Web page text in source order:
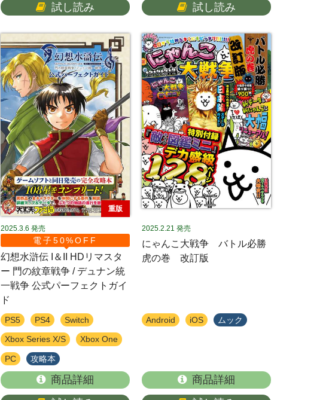
試し読み
試し読み
重版
2025.3.6 発売
電子50%OFF
幻想水滸伝 I＆II HDリマスタ
ー 門の紋章戦争 / デュナン統
一戦争 公式パーフェクトガイ
ド
PS5 PS4 Switch
Xbox Series X/S Xbox One
PC 攻略本
商品詳細
2025.2.21 発売
にゃんこ大戦争 バトル必勝
虎の巻 改訂版
Android iOS ムック
商品詳細